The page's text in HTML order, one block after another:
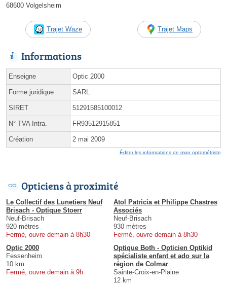
68600 Volgelsheim
Trajet Waze Trajet Maps
Informations
Enseigne Optic 2000
Forme juridique SARL
SIRET 51291585100012
N° TVA Intra. FR93512915851
Création 2 mai 2009
Éditer les informations de mon optométriste
Opticiens à proximité
Le Collectif des Lunetiers Neuf
Brisach - Optique Stoerr
Neuf-Brisach
920 mètres
Fermé, ouvre demain à 8h30
Atol Patricia et Philippe Chastres
Associés
Neuf-Brisach
930 mètres
Fermé, ouvre demain à 8h30
Optic 2000
Fessenheim
10 km
Fermé, ouvre demain à 9h
Optique Both - Opticien Optikid
spécialiste enfant et ado sur la
région de Colmar
Sainte-Croix-en-Plaine
12 km